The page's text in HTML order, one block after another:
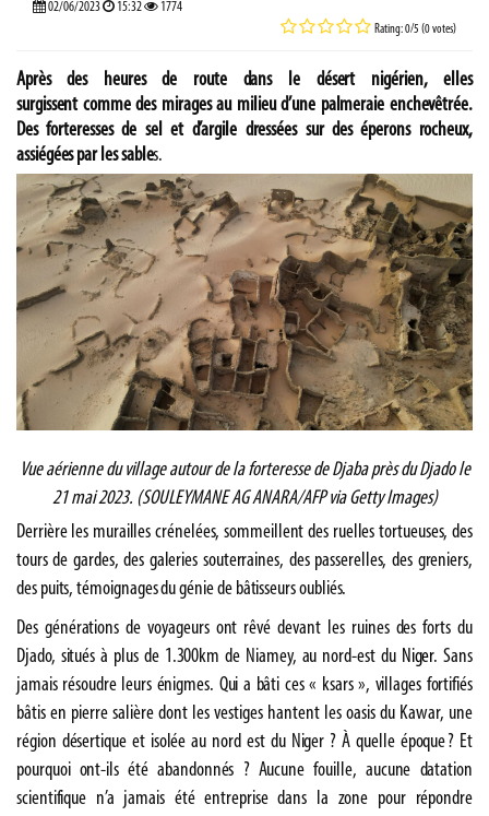
02/06/2023 15:32 1774
Rating: 0/5 (0 votes)
Après des heures de route dans le désert nigérien, elles
surgissent comme des mirages au milieu d’une palmeraie enchevêtrée.
Des forteresses de sel et d’argile dressées sur des éperons rocheux,
assiégées par les sables.
Vue aérienne du village autour de la forteresse de Djaba près du Djado le
21 mai 2023. (SOULEYMANE AG ANARA/AFP via Getty Images)
Derrière les murailles crénelées, sommeillent des ruelles tortueuses, des
tours de gardes, des galeries souterraines, des passerelles, des greniers,
des puits, témoignages du génie de bâtisseurs oubliés.
Des générations de voyageurs ont rêvé devant les ruines des forts du
Djado, situés à plus de 1.300km de Niamey, au nord-est du Niger. Sans
jamais résoudre leurs énigmes. Qui a bâti ces « ksars », villages fortifiés
bâtis en pierre salière dont les vestiges hantent les oasis du Kawar, une
région désertique et isolée au nord est du Niger ? À quelle époque ? Et
pourquoi ont-ils été abandonnés ? Aucune fouille, aucune datation
scientifique n’a jamais été entreprise dans la zone pour répondre